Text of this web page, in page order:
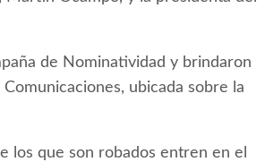
de Nominatividad y brindaron
ubicada sobre la
los que son robados entren en el